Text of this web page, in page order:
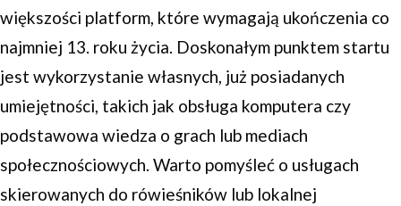
większości platform, które wymagają ukończenia co
najmniej 13. roku życia. Doskonałym punktem startu
jest wykorzystanie własnych, już posiadanych
umiejętności, takich jak obsługa komputera czy
podstawowa wiedza o grach lub mediach
społecznościowych. Warto pomyśleć o usługach
skierowanych do rówieśników lub lokalnej